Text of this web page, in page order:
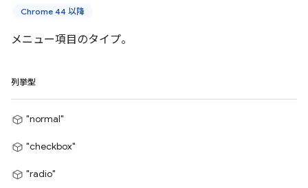
Chrome 44 以降
メニュー項目のタイプ。
列挙型
"normal"
"checkbox"
"radio"